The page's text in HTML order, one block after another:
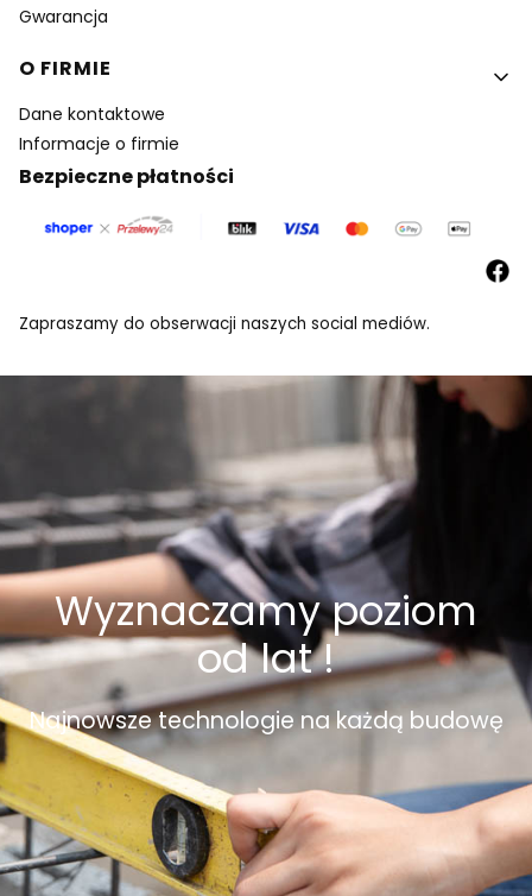
Gwarancja
O FIRMIE
Dane kontaktowe
Informacje o firmie
Bezpieczne płatności
Zapraszamy do obserwacji naszych social mediów.
Wyznaczamy poziom
od lat !
Najnowsze technologie na każdą budowę